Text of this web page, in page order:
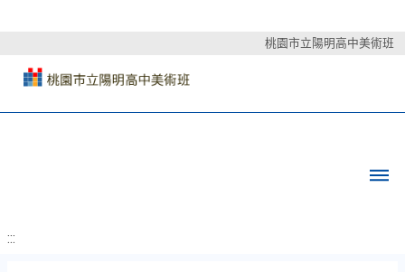
桃園市立陽明高中美術班
:::